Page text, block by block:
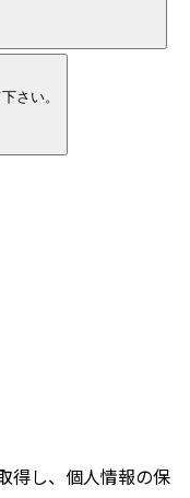
さい。
得し、個人情報の保